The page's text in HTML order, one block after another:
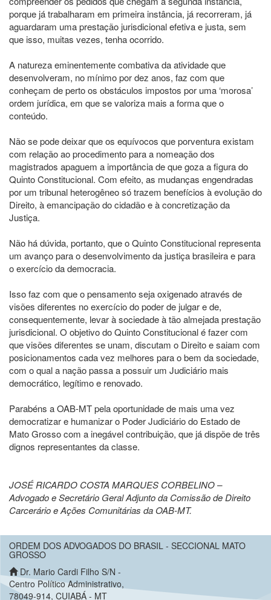
porque já trabalharam em primeira instância, já recorreram, já
aguardaram uma prestação jurisdicional efetiva e justa, sem
que isso, muitas vezes, tenha ocorrido.
A natureza eminentemente combativa da atividade que
desenvolveram, no mínimo por dez anos, faz com que
conheçam de perto os obstáculos impostos por uma ‘morosa’
ordem jurídica, em que se valoriza mais a forma que o
conteúdo.
Não se pode deixar que os equívocos que porventura existam
com relação ao procedimento para a nomeação dos
magistrados apaguem a importância de que goza a figura do
Quinto Constitucional. Com efeito, as mudanças engendradas
por um tribunal heterogêneo só trazem benefícios à evolução do
Direito, à emancipação do cidadão e à concretização da
Justiça.
Não há dúvida, portanto, que o Quinto Constitucional representa
um avanço para o desenvolvimento da justiça brasileira e para
o exercício da democracia.
Isso faz com que o pensamento seja oxigenado através de
visões diferentes no exercício do poder de julgar e de,
consequentemente, levar à sociedade à tão almejada prestação
jurisdicional. O objetivo do Quinto Constitucional é fazer com
que visões diferentes se unam, discutam o Direito e saiam com
posicionamentos cada vez melhores para o bem da sociedade,
com o qual a nação passa a possuir um Judiciário mais
democrático, legítimo e renovado.
Parabéns a OAB-MT pela oportunidade de mais uma vez
democratizar e humanizar o Poder Judiciário do Estado de
Mato Grosso com a inegável contribuição, que já dispõe de três
dignos representantes da classe.
JOSÉ RICARDO COSTA MARQUES CORBELINO –
Advogado e Secretário Geral Adjunto da Comissão de Direito
Carcerário e Ações Comunitárias da OAB-MT.
ORDEM DOS ADVOGADOS DO BRASIL - SECCIONAL MATO
GROSSO
Dr. Mario Cardi Filho S/N -
Centro Político Administrativo,
78049-914, CUIABÁ - MT